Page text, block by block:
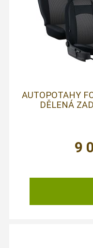
AUTOPOTAHY
DĚLENÁ
9